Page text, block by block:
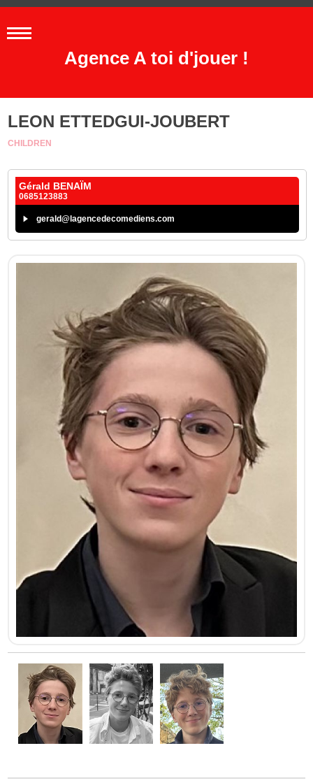
Agence A toi d'jouer !
LEON ETTEDGUI-JOUBERT
CHILDREN
Gérald BENAÏM
0685123883
gerald@lagencedecomediens.com